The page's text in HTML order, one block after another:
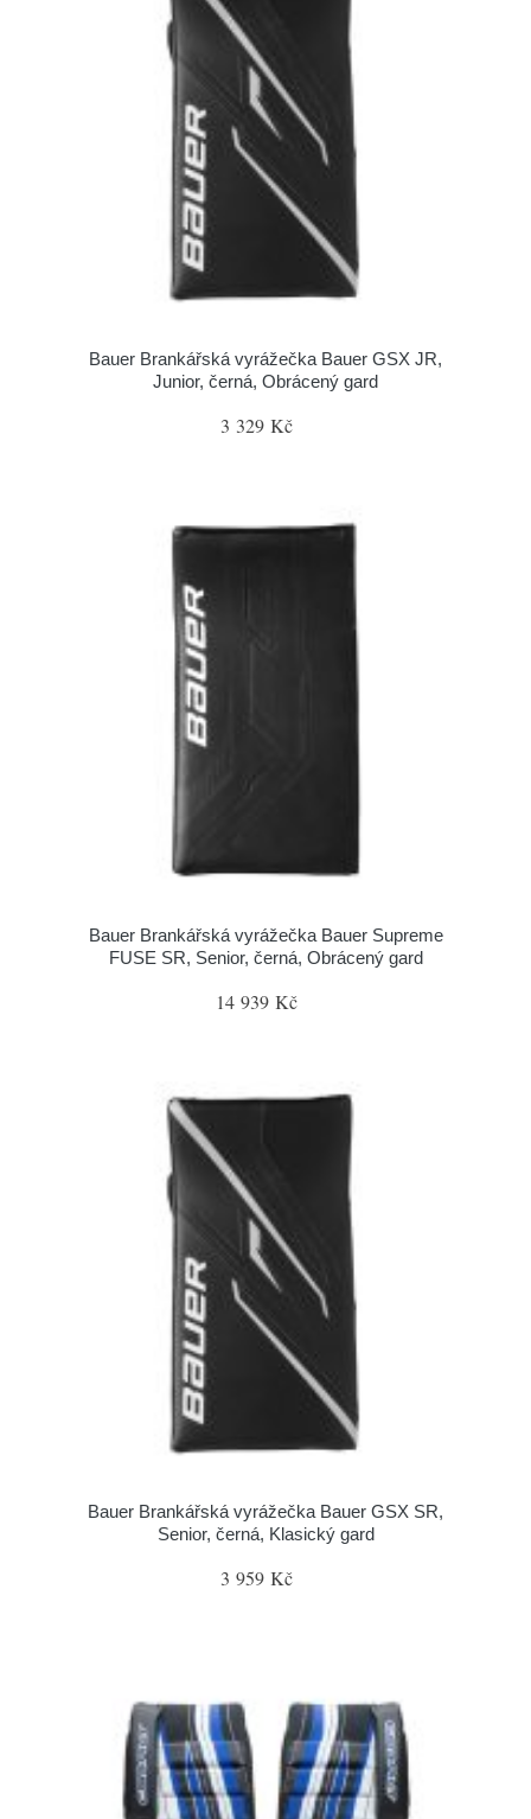
Bauer Brankářská vyrážečka Bauer GSX JR,
Junior, černá, Obrácený gard
3 329 Kč
Bauer Brankářská vyrážečka Bauer Supreme
FUSE SR, Senior, černá, Obrácený gard
14 939 Kč
Bauer Brankářská vyrážečka Bauer GSX SR,
Senior, černá, Klasický gard
3 959 Kč